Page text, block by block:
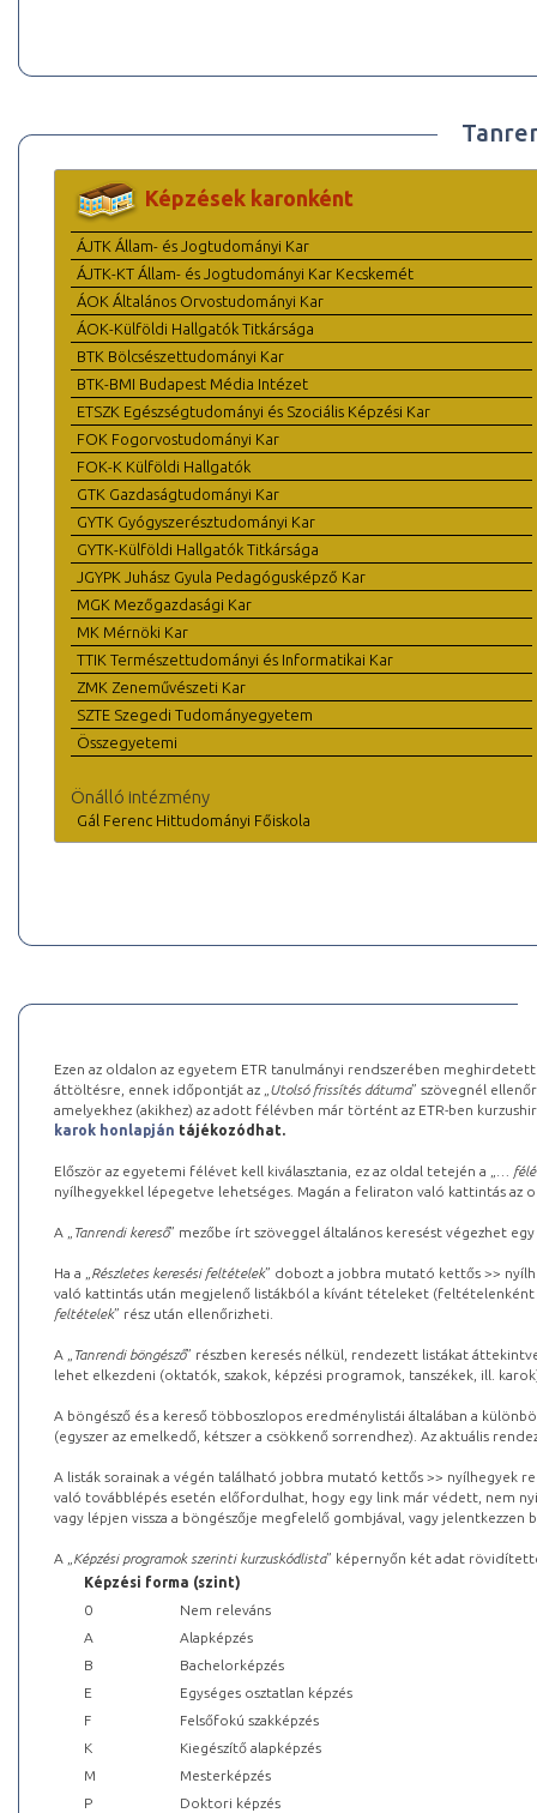
Képzések karonként
ÁJTK Állam- és Jogtudományi Kar
ÁJTK-KT Állam- és Jogtudományi Kar Kecskemét
ÁOK Általános Orvostudományi Kar
ÁOK-Külföldi Hallgatók Titkársága
BTK Bölcsészettudományi Kar
BTK-BMI Budapest Média Intézet
ETSZK Egészségtudományi és Szociális Képzési Kar
FOK Fogorvostudományi Kar
FOK-K Külföldi Hallgatók
GTK Gazdaságtudományi Kar
GYTK Gyógyszerésztudományi Kar
GYTK-Külföldi Hallgatók Titkársága
JGYPK Juhász Gyula Pedagógusképző Kar
MGK Mezőgazdasági Kar
MK Mérnöki Kar
TTIK Természettudományi és Informatikai Kar
ZMK Zeneművészeti Kar
SZTE Szegedi Tudományegyetem
Összegyetemi
Önálló intézmény
Gál Ferenc Hittudományi Főiskola
Ezen az oldalon az egyetem ETR tanulmányi rendszerében
áttöltésre, ennek időpontját az „ Utolsó frissítés dátuma” szövegnél
amelyekhez (akikhez) az adott félévben már történt az ETR-ben
karok honlapján tájékozódhat.
Először az egyetemi félévet kell kiválasztania, ez az oldal tetején a „
…
nyílhegyekkel lépegetve lehetséges. Magán a feliraton való kattintás az
A „ Tanrendi kereső” mezőbe írt szöveggel általános keresést végezhet
Ha a „ Részletes keresési feltételek” dobozt a jobbra mutató kettős >>
való kattintás után megjelenő listákból a kívánt tételeket (feltételenként
feltételek” rész után ellenőrizheti.
A „ Tanrendi böngésző” részben keresés nélkül, rendezett listákat
lehet elkezdeni (oktatók, szakok, képzési programok, tanszékek, ill.
A böngésző és a kereső többoszlopos eredménylistái általában a
(egyszer az emelkedő, kétszer a csökkenő sorrendhez). Az aktuális
A listák sorainak a végén található jobbra mutató kettős >> nyílhegyek
való továbblépés esetén előfordulhat, hogy egy link már védett, nem
vagy lépjen vissza a böngészője megfelelő gombjával, vagy
A „ Képzési programok szerinti kurzuskódlista” képernyőn két adat
Képzési forma (szint)
0
Nem releváns
A
Alapképzés
B
Bachelorképzés
E
Egységes osztatlan képzés
F
Felsőfokú szakképzés
K
Kiegészítő alapképzés
M
Mesterképzés
P
Doktori képzés